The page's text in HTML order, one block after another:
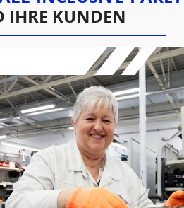
IHRE KUNDEN